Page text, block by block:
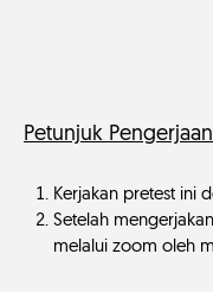
Petunjuk
Kerjakan pretest ini
Setelah
melalui zoom oleh